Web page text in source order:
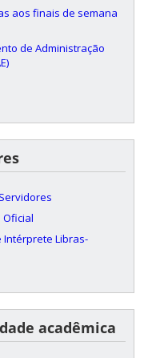
aos finais de semana
de Administração
Intérprete Libras-
acadêmica